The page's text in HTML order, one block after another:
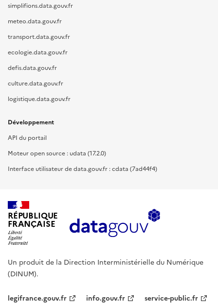
simplifions.data.gouv.fr
meteo.data.gouv.fr
transport.data.gouv.fr
ecologie.data.gouv.fr
defis.data.gouv.fr
culture.data.gouv.fr
logistique.data.gouv.fr
Développement
API du portail
Moteur open source : udata (17.2.0)
Interface utilisateur de data.gouv.fr : cdata (7ad44f4)
RÉPUBLIQUE
FRANÇAISE
Un produit de la Direction Interministérielle du Numérique
(DINUM).
legifrance.gouv.fr info.gouv.fr service-public.fr